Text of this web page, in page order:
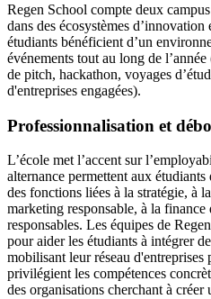
Regen School compte deux
dans des écosystèmes
étudiants bénéficient d’un
événements tout au long de
de pitch, hackathon, voyages
d'entreprises engagées).
Professionnalisation et
L’école met l’accent sur
alternance permettent aux étudiants
des fonctions liées à la stratégie, à
marketing responsable, à la finance
responsables. Les équipes de
pour aider les étudiants à intégrer
mobilisant leur réseau d'entreprises
privilégient les compétences
des organisations cherchant à